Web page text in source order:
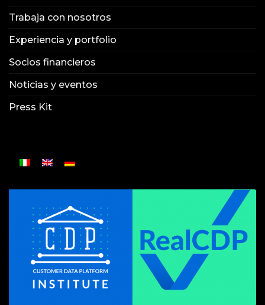
Trabaja con nosotros
Experiencia y portfolio
Socios financieros
Noticias y eventos
Press Kit